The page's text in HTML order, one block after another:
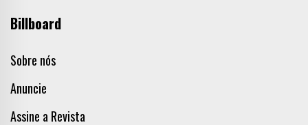
Billboard
Sobre nós
Anuncie
Assine a Revista